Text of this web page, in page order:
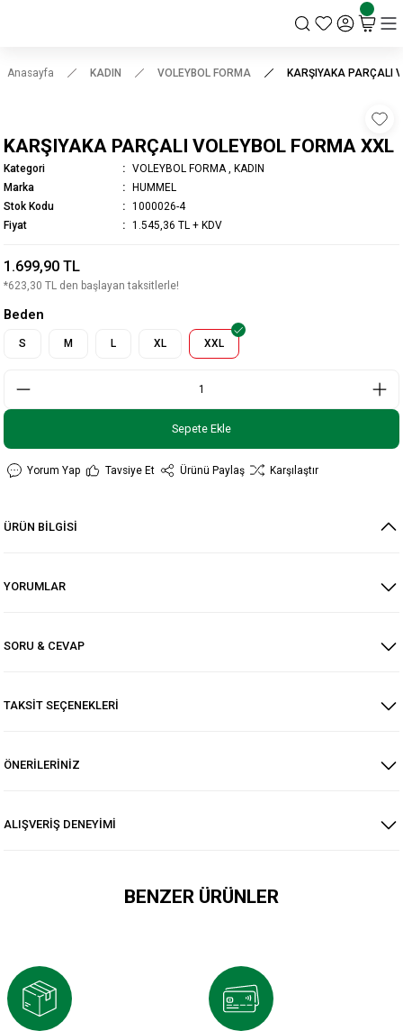
Anasayfa KADIN VOLEYBOL FORMA KARŞIYAKA PARÇALI
KARŞIYAKA PARÇALI VOLEYBOL FORMA XXL
Kategori VOLEYBOL FORMA
KADIN
Marka
HUMMEL
Stok Kodu
1000026-4
Fiyat
1.545,36 TL + KDV
1.699,90 TL
*623,30 TL den başlayan taksitlerle!
Beden
S M L XL XXL
Sepete Ekle
Yorum Yap Tavsiye Et Ürünü Paylaş Karşılaştır
ÜRÜN BİLGİSİ
YORUMLAR
SORU & CEVAP
TAKSİT SEÇENEKLERİ
ÖNERİLERİNİZ
ALIŞVERİŞ DENEYİMİ
BENZER ÜRÜNLER
1.699,90 TL